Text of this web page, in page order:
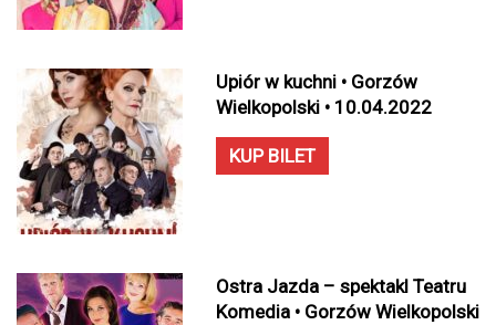
Upiór w kuchni • Gorzów
Wielkopolski • 10.04.2022
KUP BILET
Ostra Jazda – spektakl Teatru
Komedia • Gorzów Wielkopolski